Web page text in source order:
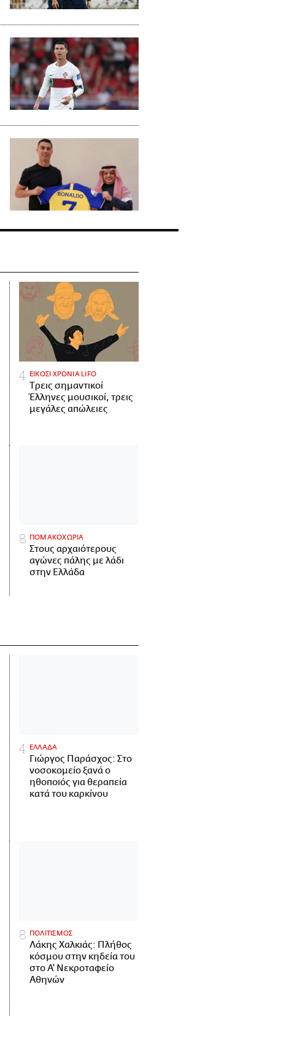
ΕΙΚΟΣΙ ΧΡΟΝΙΑ LIFO
Tρεις σημαντικοί
Έλληνες μουσικοί, τρεις
μεγάλες απώλειες
ΠΟΜΑΚΟΧΩΡΙΑ
Στους αρχαιότερους
αγώνες πάλης με λάδι
στην Ελλάδα
ΕΛΛΑΔΑ
Γιώργος Παράσχος: Στο
νοσοκομείο ξανά ο
ηθοποιός για θεραπεία
κατά του καρκίνου
ΠΟΛΙΤΙΣΜΟΣ
Λάκης Χαλκιάς: Πλήθος
κόσμου στην κηδεία του
στο Α' Νεκροταφείο
Αθηνών